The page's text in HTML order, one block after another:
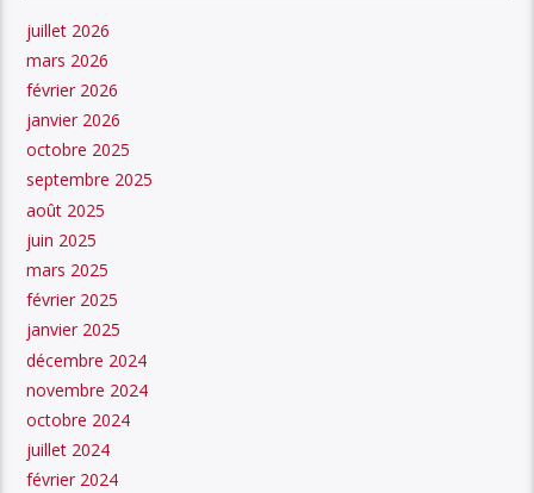
juillet 2026
mars 2026
février 2026
janvier 2026
octobre 2025
septembre 2025
août 2025
juin 2025
mars 2025
février 2025
janvier 2025
décembre 2024
novembre 2024
octobre 2024
juillet 2024
février 2024